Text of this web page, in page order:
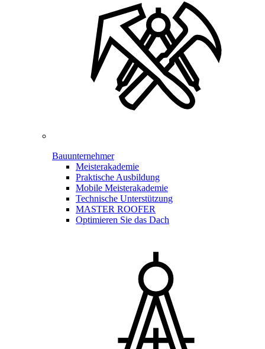
Bauunternehmer
Meisterakademie
Praktische Ausbildung
Mobile Meisterakademie
Technische Unterstützung
MASTER ROOFER
Optimieren Sie das Dach